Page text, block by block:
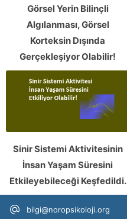
Görsel Yerin Bilinçli
Algılanması, Görsel
Korteksin Dışında
Gerçekleşiyor Olabilir!
Sinir Sistemi Aktivitesinin
İnsan Yaşam Süresini
Etkileyebileceği Keşfedildi.
bilgi@noropsikoloji.org